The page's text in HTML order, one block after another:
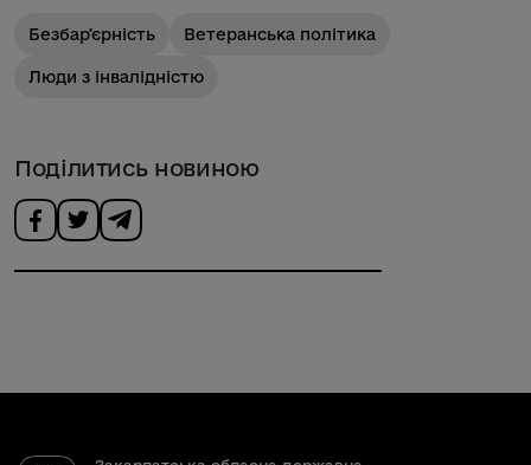
Безбарʼєрність Ветеранська політика
Люди з інвалідністю
Поділитись новиною